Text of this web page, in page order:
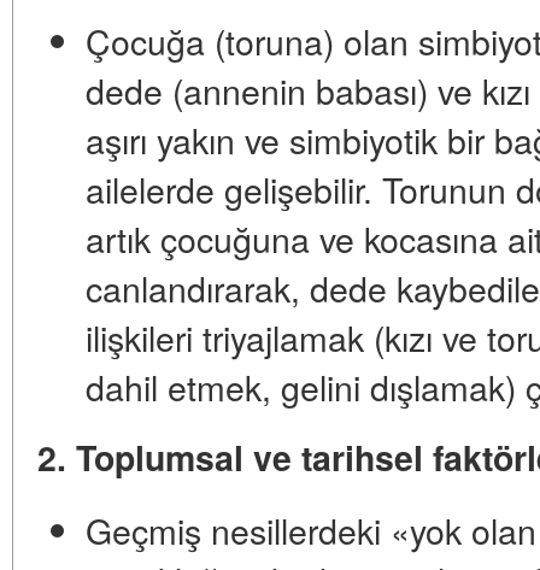
Çocuğa (toruna) olan
dede (annenin babası) ve
aşırı yakın ve simbiyotik bir
ailelerde gelişebilir. Torunun
artık çocuğuna ve kocasına
canlandırarak, dede
ilişkileri triyajlamak (kızı ve
dahil etmek, gelini dışlamak)
2. Toplumsal ve tarihsel
Geçmiş nesillerdeki «yok